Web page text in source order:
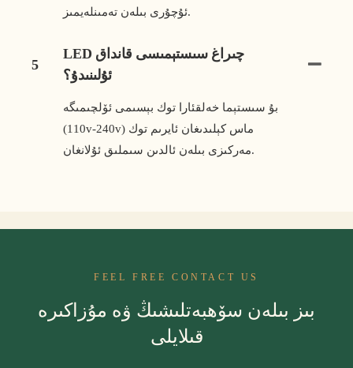
ئۇچۇرى بىلەن تەمىنلەيمىز.
5
LED چىراغ سىستېمىسى قانداق
ئۇلىنىدۇ؟
بۇ سىستېما خەلقئارا توك بېسىمى ئۆلچىمىگە
(110v-240v) ماس كېلىدىغان ئايرىم توك
مەركىزى بىلەن ئالدىن سىملىق ئۇلانغان.
FEEL FREE CONTACT US
بىز بىلەن سۆھبەتلىشىڭ ۋە مۇزاكىرە
قىلايلى